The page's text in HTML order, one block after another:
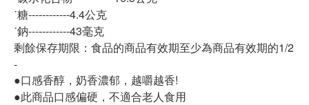
˙糖------------4.4公克
˙鈉------------43毫克
剩餘保存期限：食品的商品有效期至少為商品有效期的1/2
-
●口感香醇，奶香濃郁，越嚼越香!
●此商品口感偏硬，不適合老人食用